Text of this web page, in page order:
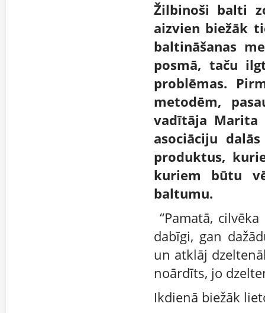
Žilbinoši balti
aizvien biežāk
baltināšanas
posmā, taču
problēmas.
metodēm,
vadītāja Marita
asociāciju
produktus,
kuriem būtu
baltumu.
“Pamatā,
dabīgi, gan
un atklāj
noārdīts, jo
Ikdienā biežāk